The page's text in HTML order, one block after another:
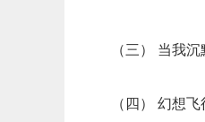
（三） 当我
（四） 幻想